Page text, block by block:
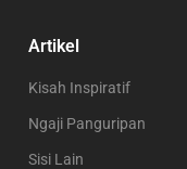
Artikel
Kisah Inspiratif
Ngaji Panguripan
Sisi Lain